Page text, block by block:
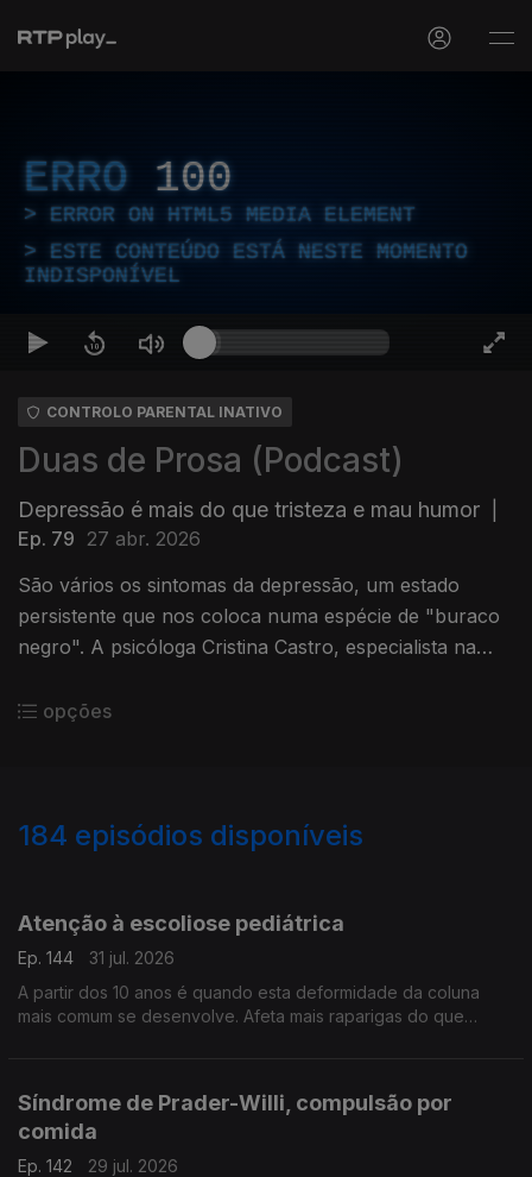
ERRO 100
ERROR ON HTML5 MEDIA ELEMENT
ESTE CONTEÚDO ESTÁ NESTE MOMENTO
INDISPONÍVEL
CONTROLO PARENTAL INATIVO
Duas de Prosa (Podcast)
Depressão é mais do que tristeza e mau humor
Ep. 79 27 abr. 2026
São vários os sintomas da depressão, um estado
persistente que nos coloca numa espécie de "buraco
negro". A psicóloga Cristina Castro, especialista na
desequilíbrio.
opções
184 episódios disponíveis
Atenção à escoliose pediátrica
Ep. 144
31 jul. 2026
A partir dos 10 anos é quando esta deformidade da coluna
mais comum se desenvolve. Afeta mais raparigas do que
Síndrome de Prader-Willi, compulsão por
comida
Ep. 142
29 jul. 2026